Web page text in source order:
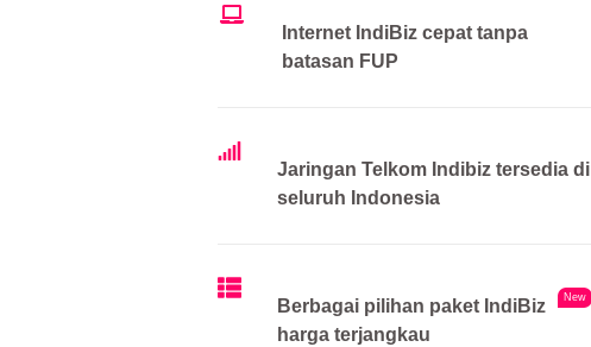
Internet IndiBiz cepat tanpa
batasan FUP
Jaringan Telkom Indibiz tersedia di
seluruh Indonesia
Berbagai pilihan paket IndiBiz
harga terjangkau
New